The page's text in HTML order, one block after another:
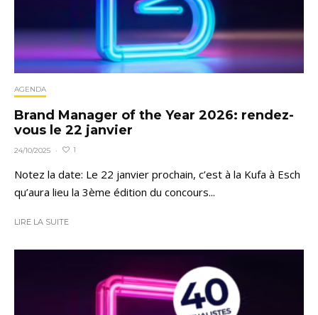
AGENDA
Brand Manager of the Year 2026: rendez-
vous le 22 janvier
24/10/2025 · 1
Notez la date: Le 22 janvier prochain, c’est à la Kufa à Esch
qu’aura lieu la 3ème édition du concours...
LIRE LA SUITE